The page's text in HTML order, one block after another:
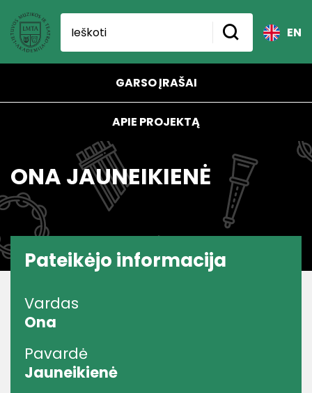
EN
GARSO ĮRAŠAI
APIE PROJEKTĄ
ONA JAUNEIKIENĖ
Pateikėjo informacija
Vardas
Ona
Pavardė
Jauneikienė